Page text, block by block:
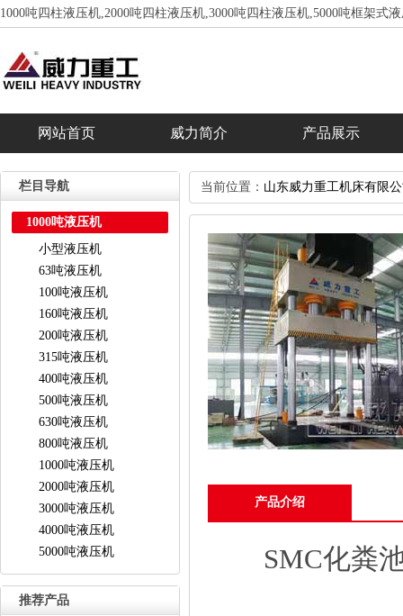
1000吨四柱液压机,2000吨四柱液压机,3000吨四柱液压机,5000吨框架式
网站首页 威力简介 产品展示
栏目导航
1000吨液压机
小型液压机
63吨液压机
100吨液压机
160吨液压机
200吨液压机
315吨液压机
400吨液压机
500吨液压机
630吨液压机
800吨液压机
1000吨液压机
2000吨液压机
3000吨液压机
4000吨液压机
5000吨液压机
推荐产品
当前位置： 山东威力重工机床有限
产品介绍
SMC化粪池